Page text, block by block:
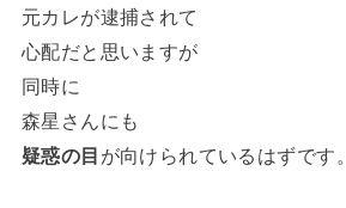
元カレが逮捕されて
心配だと思いますが
同時に
森星さんにも
疑惑の目 が向けられているはずです。